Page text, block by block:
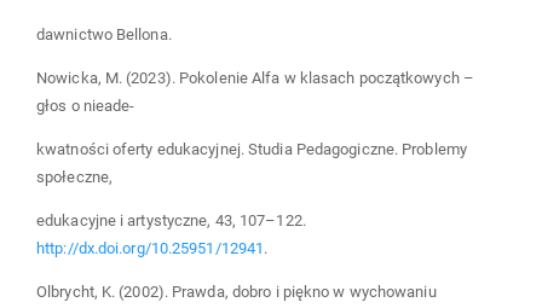
dawnictwo Bellona.
Nowicka, M. (2023). Pokolenie Alfa w klasach początkowych –
głos o nieade-
kwatności oferty edukacyjnej. Studia Pedagogiczne. Problemy
społeczne,
edukacyjne i artystyczne, 43, 107–122.
http://dx.doi.org/10.25951/12941 .
Olbrycht, K. (2002). Prawda, dobro i piękno w wychowaniu